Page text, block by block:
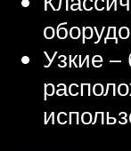
Узкие